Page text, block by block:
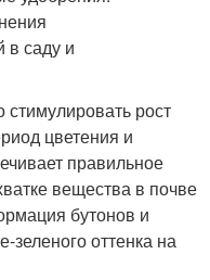
рост
цветения и
правильное
вещества в почве
бутонов и
зеленого оттенка на